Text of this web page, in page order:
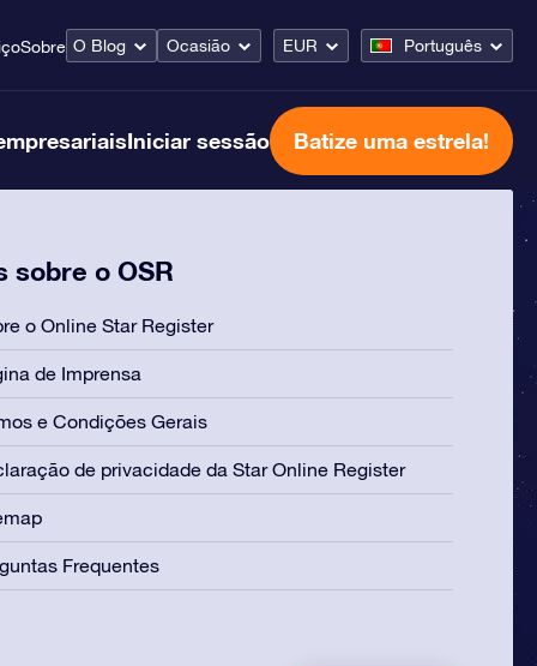
Sobre O Blog Ocasião EUR Português
Iniciar sessão Batize uma estrela!
sobre o OSR
o Online Star Register
de Imprensa
e Condições Gerais
de privacidade da Star Online Register
Frequentes